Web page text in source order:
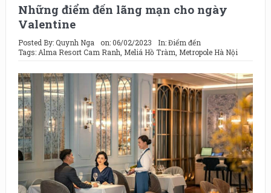
Những điểm đến lãng mạn cho ngày
Valentine
Posted By:Quynh Nga on:06/02/2023 In:Điểm đến
Tags:Alma Resort Cam Ranh, Meliá Hồ Tràm, Metropole Hà Nội